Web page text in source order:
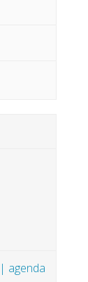
agenda